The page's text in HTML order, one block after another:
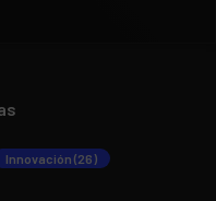
Innovación (26)